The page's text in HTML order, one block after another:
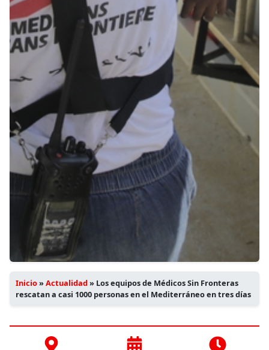
Inicio»Actualidad» Los equipos de Médicos Sin Fronteras
rescatan a casi 1000 personas en el Mediterráneo en tres días